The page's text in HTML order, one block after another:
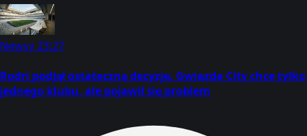
Newsy23:27
Rodri podjął ostateczną decyzję. Gwiazda City chce tylko
jednego klubu, ale pojawił się problem